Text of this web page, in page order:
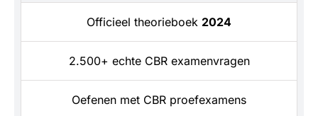
Officieel theorieboek 2024
2.500+ echte CBR examenvragen
Oefenen met CBR proefexamens